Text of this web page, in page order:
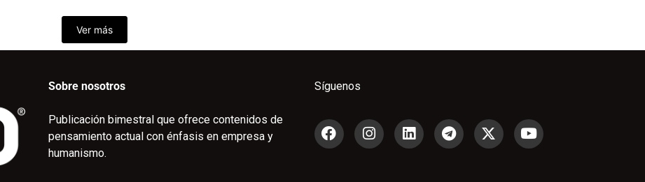
Ver más
Sobre nosotros
Publicación bimestral que ofrece contenidos de
pensamiento actual con énfasis en empresa y
humanismo.
Síguenos